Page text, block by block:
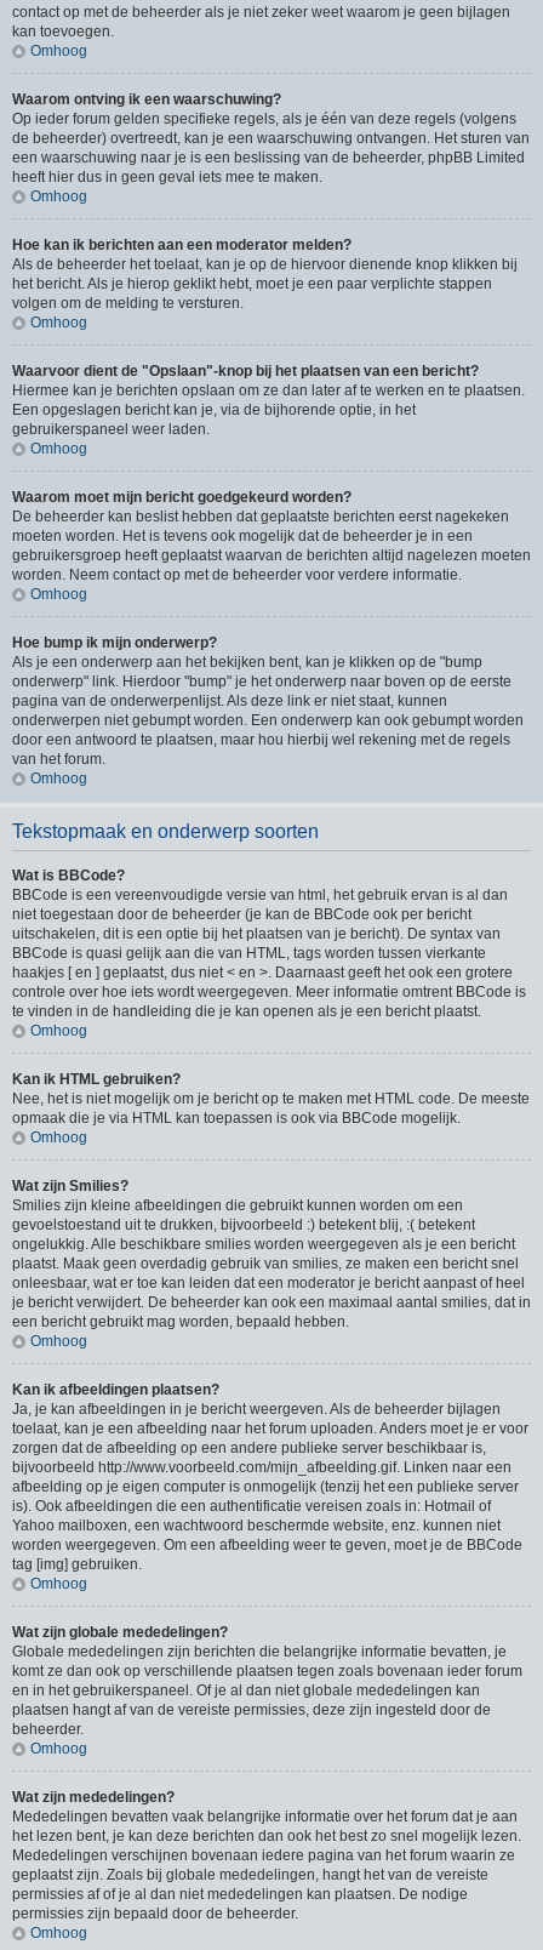
contact op met de beheerder als je niet zeker weet waarom je geen bijlagen
kan toevoegen.
Omhoog
Waarom ontving ik een waarschuwing?
Op ieder forum gelden specifieke regels, als je één van deze regels (volgens
de beheerder) overtreedt, kan je een waarschuwing ontvangen. Het sturen van
een waarschuwing naar je is een beslissing van de beheerder, phpBB Limited
heeft hier dus in geen geval iets mee te maken.
Omhoog
Hoe kan ik berichten aan een moderator melden?
Als de beheerder het toelaat, kan je op de hiervoor dienende knop klikken bij
het bericht. Als je hierop geklikt hebt, moet je een paar verplichte stappen
volgen om de melding te versturen.
Omhoog
Waarvoor dient de "Opslaan"-knop bij het plaatsen van een bericht?
Hiermee kan je berichten opslaan om ze dan later af te werken en te plaatsen.
Een opgeslagen bericht kan je, via de bijhorende optie, in het
gebruikerspaneel weer laden.
Omhoog
Waarom moet mijn bericht goedgekeurd worden?
De beheerder kan beslist hebben dat geplaatste berichten eerst nagekeken
moeten worden. Het is tevens ook mogelijk dat de beheerder je in een
gebruikersgroep heeft geplaatst waarvan de berichten altijd nagelezen moeten
worden. Neem contact op met de beheerder voor verdere informatie.
Omhoog
Hoe bump ik mijn onderwerp?
Als je een onderwerp aan het bekijken bent, kan je klikken op de "bump
onderwerp" link. Hierdoor "bump" je het onderwerp naar boven op de eerste
pagina van de onderwerpenlijst. Als deze link er niet staat, kunnen
onderwerpen niet gebumpt worden. Een onderwerp kan ook gebumpt worden
door een antwoord te plaatsen, maar hou hierbij wel rekening met de regels
van het forum.
Omhoog
Tekstopmaak en onderwerp soorten
Wat is BBCode?
BBCode is een vereenvoudigde versie van html, het gebruik ervan is al dan
niet toegestaan door de beheerder (je kan de BBCode ook per bericht
uitschakelen, dit is een optie bij het plaatsen van je bericht). De syntax van
BBCode is quasi gelijk aan die van HTML, tags worden tussen vierkante
haakjes [ en ] geplaatst, dus niet < en >. Daarnaast geeft het ook een grotere
controle over hoe iets wordt weergegeven. Meer informatie omtrent BBCode is
te vinden in de handleiding die je kan openen als je een bericht plaatst.
Omhoog
Kan ik HTML gebruiken?
Nee, het is niet mogelijk om je bericht op te maken met HTML code. De meeste
opmaak die je via HTML kan toepassen is ook via BBCode mogelijk.
Omhoog
Wat zijn Smilies?
Smilies zijn kleine afbeeldingen die gebruikt kunnen worden om een
gevoelstoestand uit te drukken, bijvoorbeeld :) betekent blij, :( betekent
ongelukkig. Alle beschikbare smilies worden weergegeven als je een bericht
plaatst. Maak geen overdadig gebruik van smilies, ze maken een bericht snel
onleesbaar, wat er toe kan leiden dat een moderator je bericht aanpast of heel
je bericht verwijdert. De beheerder kan ook een maximaal aantal smilies, dat in
een bericht gebruikt mag worden, bepaald hebben.
Omhoog
Kan ik afbeeldingen plaatsen?
Ja, je kan afbeeldingen in je bericht weergeven. Als de beheerder bijlagen
toelaat, kan je een afbeelding naar het forum uploaden. Anders moet je er voor
zorgen dat de afbeelding op een andere publieke server beschikbaar is,
bijvoorbeeld http://www.voorbeeld.com/mijn_afbeelding.gif. Linken naar een
afbeelding op je eigen computer is onmogelijk (tenzij het een publieke server
is). Ook afbeeldingen die een authentificatie vereisen zoals in: Hotmail of
Yahoo mailboxen, een wachtwoord beschermde website, enz. kunnen niet
worden weergegeven. Om een afbeelding weer te geven, moet je de BBCode
tag [img] gebruiken.
Omhoog
Wat zijn globale mededelingen?
Globale mededelingen zijn berichten die belangrijke informatie bevatten, je
komt ze dan ook op verschillende plaatsen tegen zoals bovenaan ieder forum
en in het gebruikerspaneel. Of je al dan niet globale mededelingen kan
plaatsen hangt af van de vereiste permissies, deze zijn ingesteld door de
beheerder.
Omhoog
Wat zijn mededelingen?
Mededelingen bevatten vaak belangrijke informatie over het forum dat je aan
het lezen bent, je kan deze berichten dan ook het best zo snel mogelijk lezen.
Mededelingen verschijnen bovenaan iedere pagina van het forum waarin ze
geplaatst zijn. Zoals bij globale mededelingen, hangt het van de vereiste
permissies af of je al dan niet mededelingen kan plaatsen. De nodige
permissies zijn bepaald door de beheerder.
Omhoog